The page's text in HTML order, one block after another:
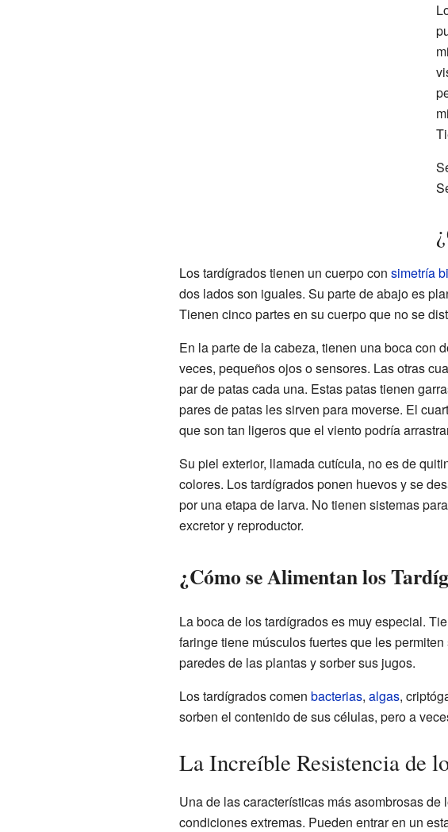
Los tardígrados tienen un cuerpo con simetría
dos lados son iguales. Su parte de abajo es
Tienen cinco partes en su cuerpo que no se
En la parte de la cabeza, tienen una boca con
veces, pequeños ojos o sensores. Las otras
par de patas cada una. Estas patas tienen
pares de patas les sirven para moverse. El
que son tan ligeros que el viento podría
Su piel exterior, llamada cutícula, no es de
colores. Los tardígrados ponen huevos y se
por una etapa de larva. No tienen sistemas
excretor y reproductor.
¿Cómo se Alimentan los
La boca de los tardígrados es muy especial.
faringe tiene músculos fuertes que les
paredes de las plantas y sorber sus jugos.
Los tardígrados comen bacterias, algas,
sorben el contenido de sus células, pero a
La Increíble Resistencia de
Una de las características más asombrosas
condiciones extremas. Pueden entrar en un